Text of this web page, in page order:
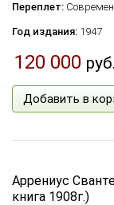
Переплет:
Год издания: 1947
120 000 руб.
Добавить в
Аррениус
книга 1908г.)